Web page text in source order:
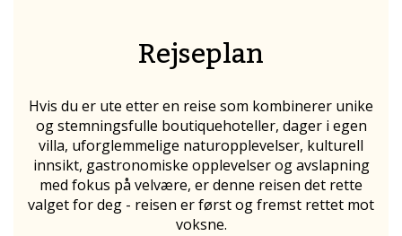
Rejseplan
Hvis du er ute etter en reise som kombinerer unike
og stemningsfulle boutiquehoteller, dager i egen
villa, uforglemmelige naturopplevelser, kulturell
innsikt, gastronomiske opplevelser og avslapning
med fokus på velvære, er denne reisen det rette
valget for deg - reisen er først og fremst rettet mot
voksne.